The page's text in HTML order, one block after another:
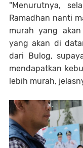
"Menurutnya,
Ramadhan nanti
murah yang
yang akan di
dari Bulog,
mendapatkan
lebih murah,